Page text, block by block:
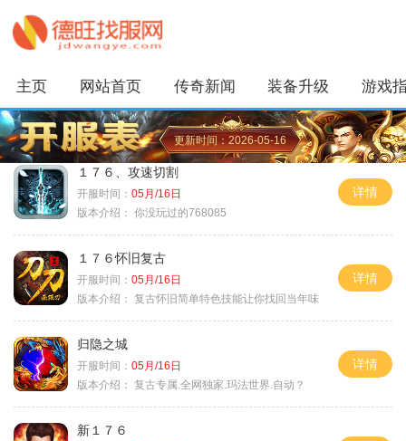
主页 网站首页 传奇新闻 装备升级 游戏
更新时间：2026-05-16
１７６、攻速切割
开服时间： 05月/16日
版本介绍： 你没玩过的768085
详情
１７６怀旧复古
开服时间： 05月/16日
版本介绍： 复古怀旧简单特色技能让你找回当年味
详情
归隐之城
开服时间： 05月/16日
版本介绍： 复古专属.全网独家.玛法世界.自动？
详情
新１７６